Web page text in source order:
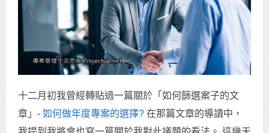
十二月初我曾經轉貼過一篇關於「如何篩選案子的文
章」- 如何做年度專案的選擇? 在那篇文章的導讀中，